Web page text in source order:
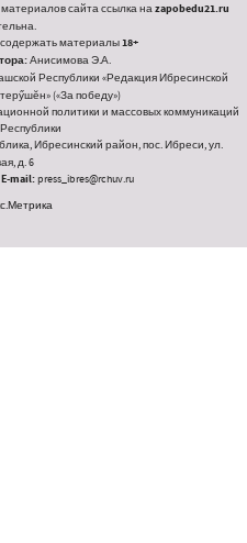
сайта ссылка наzapobedu21.ru
материалы18+
Анисимова Э.А.
Республики «Редакция Ибресинской
(«За победу»)
политики и массовых коммуникаций
Ибресинский район, пос. Ибреси, ул.
д. 6
E-mail:press_ibres@rchuv.ru